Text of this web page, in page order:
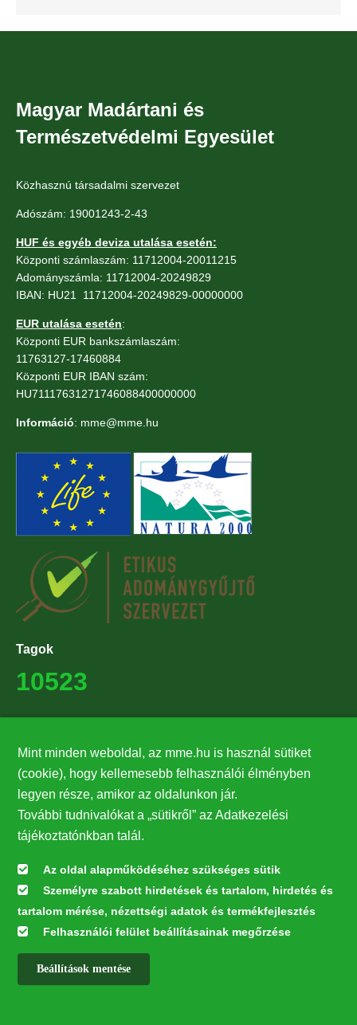
Magyar Madártani és
Természetvédelmi Egyesület
Közhasznú társadalmi szervezet
Adószám: 19001243-2-43
HUF és egyéb deviza utalása esetén:
Központi számlaszám: 11712004-20011215
Adományszámla: 11712004-20249829
IBAN: HU21 11712004-20249829-00000000
EUR utalása esetén:
Központi EUR bankszámlaszám:
11763127-17460884
Központi EUR IBAN szám:
HU71117631271746088400000000
Információ: mme@mme.hu
Tagok
10523
27224
Hírlevél feliratkozás
Értesüljön elsőként legfrissebb híreinkről, eseményeinkről!
Feliratkozás
Mint minden weboldal, az mme.hu is használ sütiket
(cookie), hogy kellemesebb felhasználói élményben
legyen része, amikor az oldalunkon jár.
További tudnivalókat a „sütikről” az Adatkezelési
tájékoztatónkban talál.
Az oldal alapműködéséhez szükséges sütik
Személyre szabott hirdetések és tartalom, hirdetés és
tartalom mérése, nézettségi adatok és termékfejlesztés
Felhasználói felület beállításainak megőrzése
Beállítások mentése